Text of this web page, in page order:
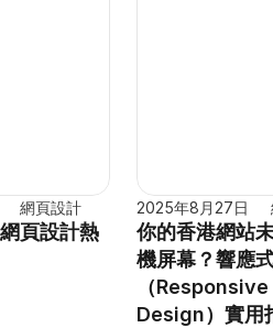
網頁設計
頁設計熱
2025年8月27日
你的香港網站
機屏幕？響應
（Responsive
Design）實用